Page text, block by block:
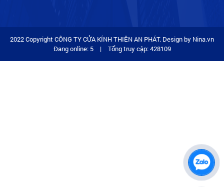
2022 Copyright CÔNG TY CỬA KÍNH THIÊN AN PHÁT. Design by Nina.vn
Đang online: 5
| Tổng truy cập: 428109